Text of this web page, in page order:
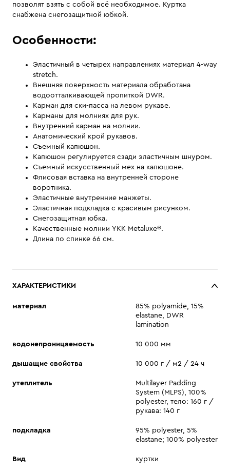
позволят взять с собой всё необходимое. Куртка
снабжена снегозащитной юбкой.
Особенности:
Эластичный в четырех направлениях материал 4-way
stretch.
Внешняя поверхность материала обработана
водоотталкивающей пропиткой DWR.
Карман для ски-пасса на левом рукаве.
Карманы для молниях для рук.
Внутренний карман на молнии.
Анатомический крой рукавов.
Съемный капюшон.
Капюшон регулируется сзади эластичным шнуром.
Съемный искусственный мех на капюшоне.
Флисовая вставка на внутренней стороне
воротника.
Эластичные внутренние манжеты.
Эластичная подкладка с красивым рисунком.
Снегозащитная юбка.
Качественные молнии YKK Metaluxe®.
Длина по спинке 66 см.
ХАРАКТЕРИСТИКИ
материал
85% polyamide, 15%
elastane, DWR
lamination
водонепроницаемость 10 000 мм
дышащие свойства 10 000 г / м2 / 24 ч
утеплитель
Multilayer Padding
System (MLPS), 100%
polyester, тело: 160 г /
рукава: 140 г
подкладка
95% polyester, 5%
elastane; 100% polyester
Вид куртки